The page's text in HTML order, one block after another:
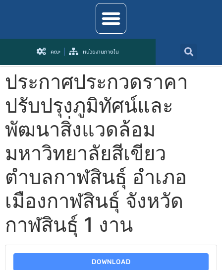
คณะ หน่วยงานภายใน
ประกาศประกวดราคา
ปรับปรุงภูมิทัศน์และ
พัฒนาสิ่งแวดล้อม
มหาวิทยาลัยสีเขียว
ตำบลกาฬสินธุ์ อำเภอ
เมืองกาฬสินธุ์ จังหวัด
กาฬสินธุ์ 1 งาน
DOWNLOAD